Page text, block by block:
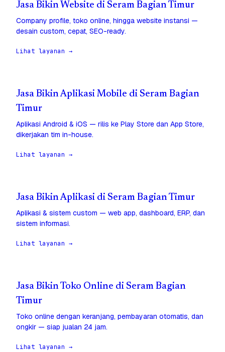
Jasa Bikin Website di Seram Bagian Timur
Company profile, toko online, hingga website instansi —
desain custom, cepat, SEO-ready.
Lihat layanan →
Jasa Bikin Aplikasi Mobile di Seram Bagian
Timur
Aplikasi Android & iOS — rilis ke Play Store dan App Store,
dikerjakan tim in-house.
Lihat layanan →
Jasa Bikin Aplikasi di Seram Bagian Timur
Aplikasi & sistem custom — web app, dashboard, ERP, dan
sistem informasi.
Lihat layanan →
Jasa Bikin Toko Online di Seram Bagian
Timur
Toko online dengan keranjang, pembayaran otomatis, dan
ongkir — siap jualan 24 jam.
Lihat layanan →